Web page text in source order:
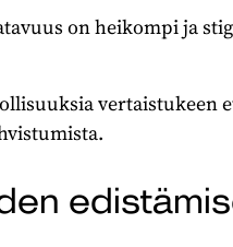
on heikompi ja
vertaistukeen